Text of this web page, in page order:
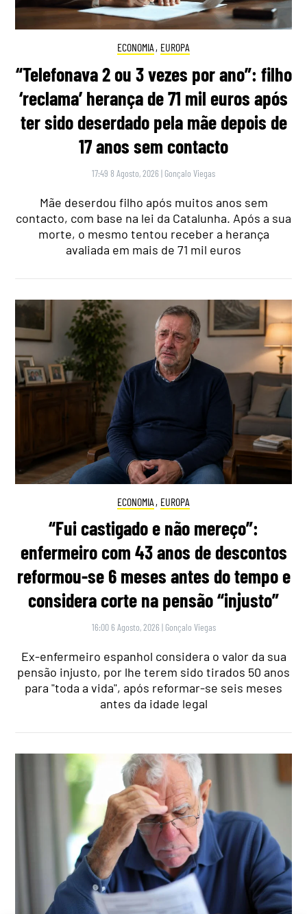
ECONOMIA , EUROPA
“Telefonava 2 ou 3 vezes por ano”: filho
‘reclama’ herança de 71 mil euros após
ter sido deserdado pela mãe depois de
17 anos sem contacto
17:49 8 Agosto, 2026 | Gonçalo Viegas
Mãe deserdou filho após muitos anos sem
contacto, com base na lei da Catalunha. Após a sua
morte, o mesmo tentou receber a herança
avaliada em mais de 71 mil euros
ECONOMIA , EUROPA
“Fui castigado e não mereço”:
enfermeiro com 43 anos de descontos
reformou-se 6 meses antes do tempo e
considera corte na pensão “injusto”
16:00 6 Agosto, 2026 | Gonçalo Viegas
Ex-enfermeiro espanhol considera o valor da sua
pensão injusto, por lhe terem sido tirados 50 anos
para "toda a vida", após reformar-se seis meses
antes da idade legal